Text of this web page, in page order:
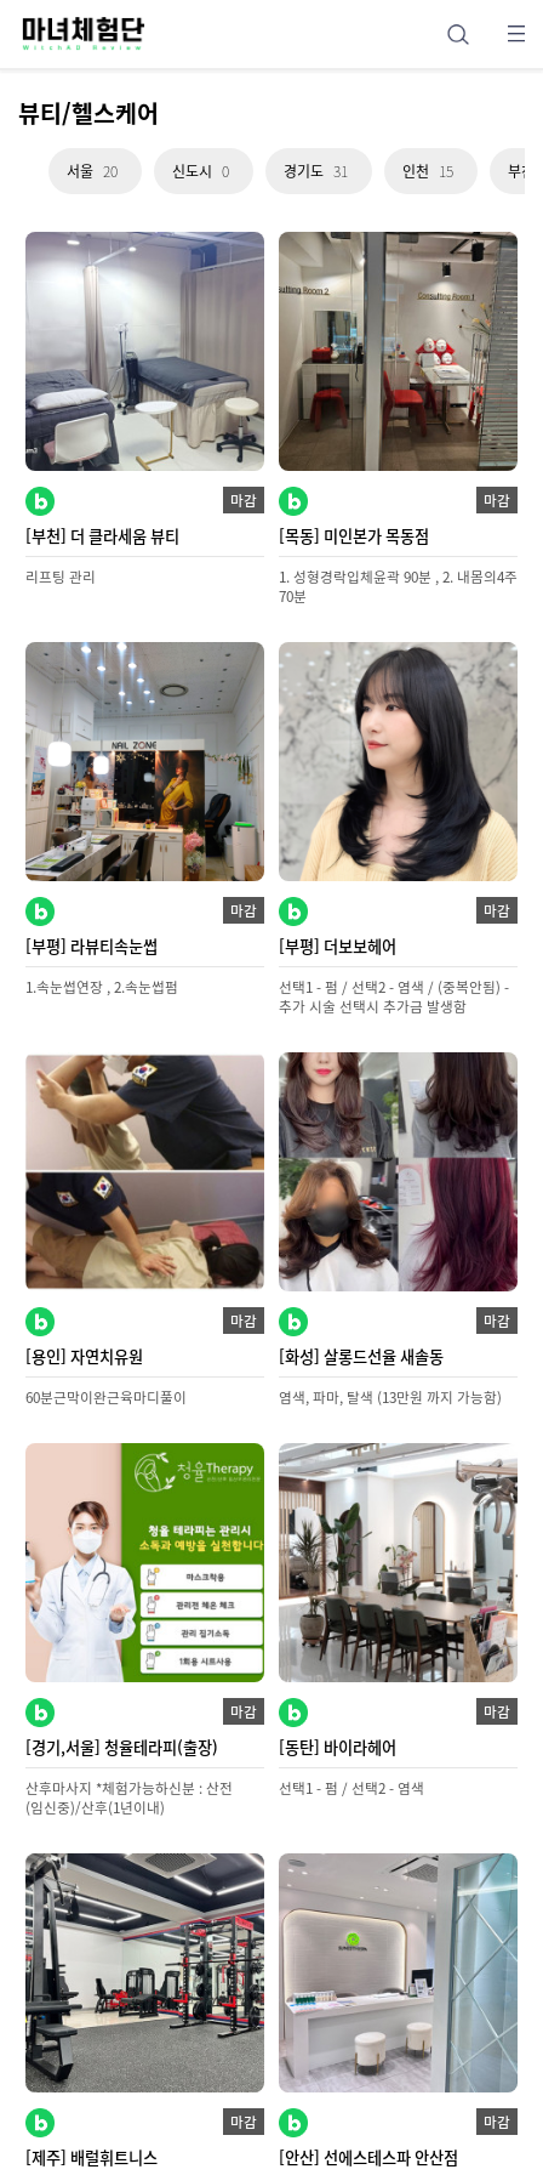
뷰티/헬스케어
서울 20 신도시 0 경기도 31 인천 15 부천
마감
[부천] 더 클라세움 뷰티
리프팅 관리
마감
[목동] 미인본가 목동점
1. 성형경락입체윤곽 90분 , 2. 내몸의4주
70분
마감
[부평] 라뷰티속눈썹
1.속눈썹연장 , 2.속눈썹펌
마감
[부평] 더보보헤어
선택1 - 펌 / 선택2 - 염색 / (중복안됨) -
추가 시술 선택시 추가금 발생함
마감
[용인] 자연치유원
60분근막이완근육마디풀이
마감
[화성] 살롱드선율 새솔동
염색, 파마, 탈색 (13만원 까지 가능함)
마감
[경기,서울] 청율테라피(출장)
산후마사지 *체험가능하신분 : 산전
(임신중)/산후(1년이내)
마감
[동탄] 바이라헤어
선택1 - 펌 / 선택2 - 염색
마감
[제주] 배럴휘트니스
마감
[안산] 선에스테스파 안산점